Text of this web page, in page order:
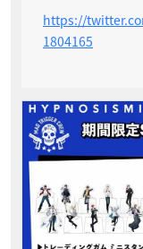
https://
1804165